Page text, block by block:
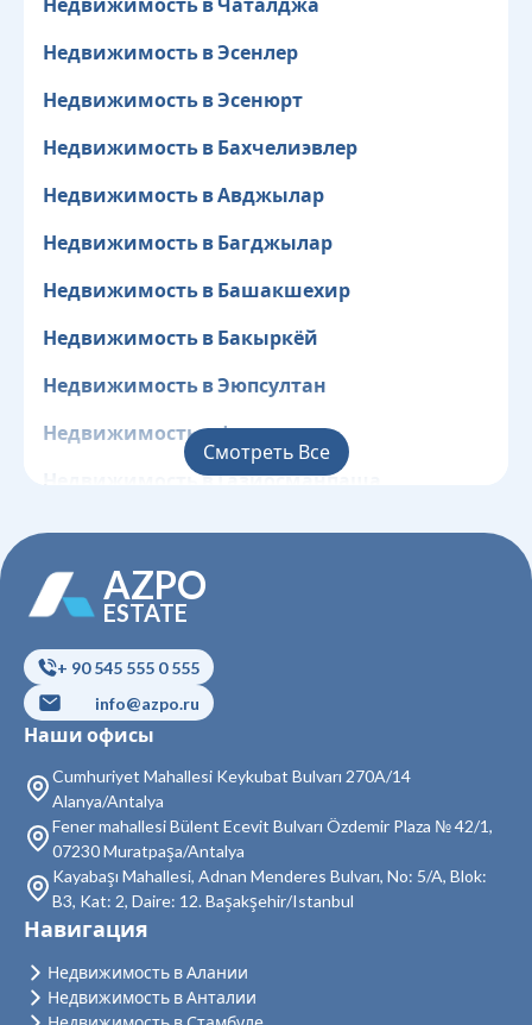
Недвижимость в Эсенлер
Недвижимость в Эсенюрт
Недвижимость в Бахчелиэвлер
Недвижимость в Авджылар
Недвижимость в Багджылар
Недвижимость в Башакшехир
Недвижимость в Бакыркёй
Недвижимость в Эюпсултан
Недвижимость в Фатих
Недвижимость в Газиосманпаша
Недвижимость в Гюнгёрен
Недвижимость в Кагытхане
Недвижимость в Кючюкчекмедже
Недвижимость в Бейоглу
Недвижимость в Байрампаша
Недвижимость в Бешикташ
Недвижимость в Сарыер
Недвижимость в Султангази
Недвижимость в Силиври
Недвижимость в Зейтинбурну
Смотреть Все
AZPO
ESTATE
+ 90 545 555 0 555
info@azpo.ru
Наши офисы
Cumhuriyet Mahallesi Keykubat Bulvarı 270A/14
Alanya/Antalya
Fener mahallesi Bülent Ecevit Bulvarı Özdemir Plaza № 42/1,
07230 Muratpaşa/Antalya
Kayabaşı Mahallesi, Adnan Menderes Bulvarı, No: 5/A, Blok:
B3, Kat: 2, Daire: 12. Başakşehir/Istanbul
Навигация
Недвижимость в Алании
Недвижимость в Анталии